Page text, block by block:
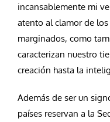
incansablemente mi
atento al clamor de
marginados, como
caracterizan nuestro
creación hasta la
Además de ser un
países reservan a la